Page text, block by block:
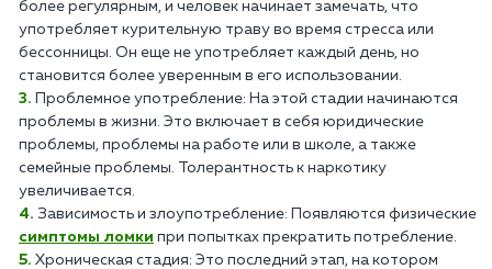
более регулярным, и человек начинает замечать, что
употребляет курительную траву во время стресса или
бессонницы. Он еще не употребляет каждый день, но
становится более уверенным в его использовании.
Проблемное употребление: На этой стадии начинаются
проблемы в жизни. Это включает в себя юридические
проблемы, проблемы на работе или в школе, а также
семейные проблемы. Толерантность к наркотику
увеличивается.
Зависимость и злоупотребление: Появляются физические
симптомы ломки при попытках прекратить потребление.
Хроническая стадия: Это последний этап, на котором